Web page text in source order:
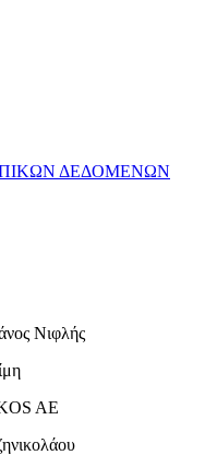
ΔΕΔΟΜΕΝΩΝ
Νιφλής
AE